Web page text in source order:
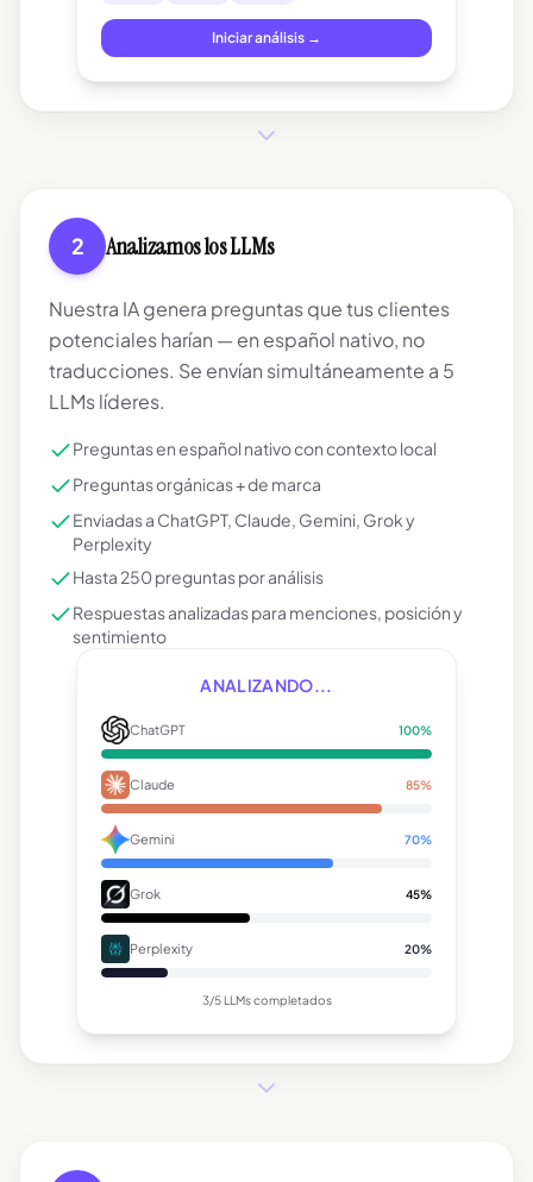
Iniciar análisis →
2 Analizamos los LLMs
Nuestra IA genera preguntas que tus clientes
potenciales harían — en español nativo, no
traducciones. Se envían simultáneamente a 5
LLMs líderes.
Preguntas en español nativo con contexto local
Preguntas orgánicas + de marca
Enviadas a ChatGPT, Claude, Gemini, Grok y
Perplexity
Hasta 250 preguntas por análisis
Respuestas analizadas para menciones, posición y
sentimiento
ANALIZANDO...
ChatGPT 100%
Claude 85%
Gemini 70%
Grok 45%
Perplexity 20%
3/5 LLMscompletados